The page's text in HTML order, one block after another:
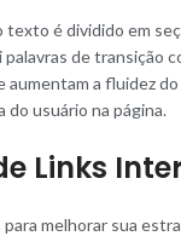
texto é dividido em
de transição
aumentam a fluidez
do usuário na página.
Links
para melhorar sua